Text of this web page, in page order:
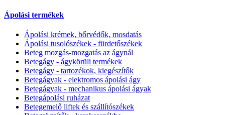
Ápolási termékek
Ápolási krémek, bőrvédők, mosdatás
Ápolási tusolószékek - fürdetőszékek
Beteg mozgás-mozgatás az ágynál
Betegágy - ágykörüli termékek
Betegágy - tartozékok, kiegészítők
Betegágyak - elektromos ápolási ágy
Betegágyak - mechanikus ápolási ágyak
Betegápolási ruházat
Betegemelő liftek és szállítószékek